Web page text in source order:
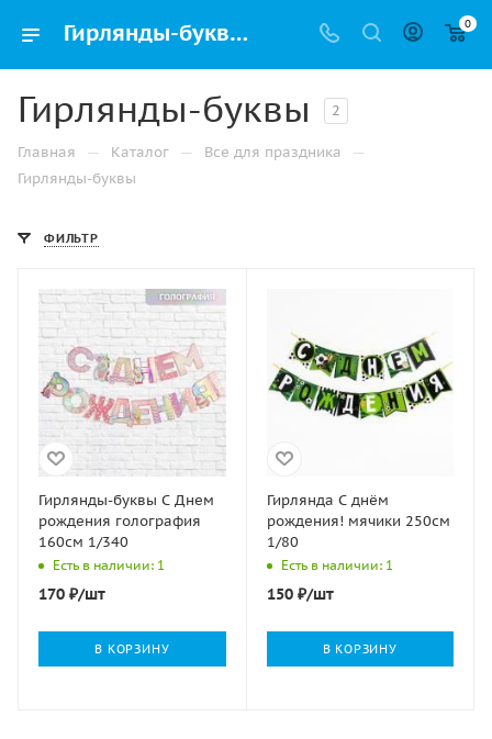
Гирлянды-буквы (растяжки) купить в Санкт-Петербурге оптом и в розницу | Упак РФ 0
Гирлянды-буквы 2
Главная — Каталог — Все для праздника —
Гирлянды-буквы
ФИЛЬТР
Гирлянды-буквы С Днем
рождения голография
160см 1/340
Есть в наличии: 1
170 ₽/шт
В КОРЗИНУ
Гирлянда С днём
рождения! мячики 250см
1/80
Есть в наличии: 1
150₽/шт
В КОРЗИНУ